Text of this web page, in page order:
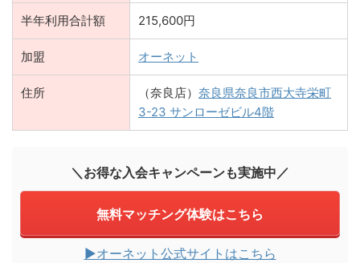
半年利用合計額 215,600円
加盟 オーネット
住所 （奈良店） 奈良県奈良市西大寺栄町
3-23 サンローゼビル4階
＼お得な入会キャンペーンも実施中／
無料マッチング体験はこちら
▶︎オーネット公式サイトはこちら